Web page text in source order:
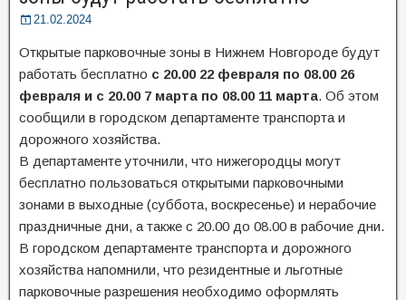
21.02.2024
Открытые парковочные зоны в Нижнем Новгороде будут
работать бесплатно с 20.00 22 февраля по 08.00 26
февраля и с 20.00 7 марта по 08.00 11 марта. Об этом
сообщили в городском департаменте транспорта и
дорожного хозяйства.
В департаменте уточнили, что нижегородцы могут
бесплатно пользоваться открытыми парковочными
зонами в выходные (суббота, воскресенье) и нерабочие
праздничные дни, а также с 20.00 до 08.00 в рабочие дни.
В городском департаменте транспорта и дорожного
хозяйства напомнили, что резидентные и льготные
парковочные разрешения необходимо оформлять